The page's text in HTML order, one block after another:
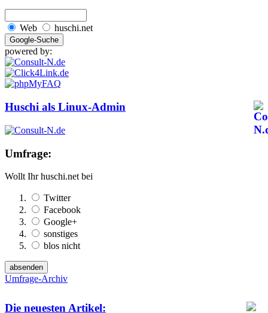
Web huschi.net
powered by:
Huschi als Linux-Admin
Umfrage:
Wollt Ihr huschi.net bei
Twitter
Facebook
Google+
sonstiges
blos nicht
Umfrage-Archiv
Die neuesten Artikel: